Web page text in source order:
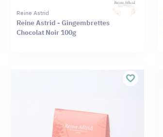
Reine Astrid
Reine Astrid - Gingembrettes
Chocolat Noir 100g